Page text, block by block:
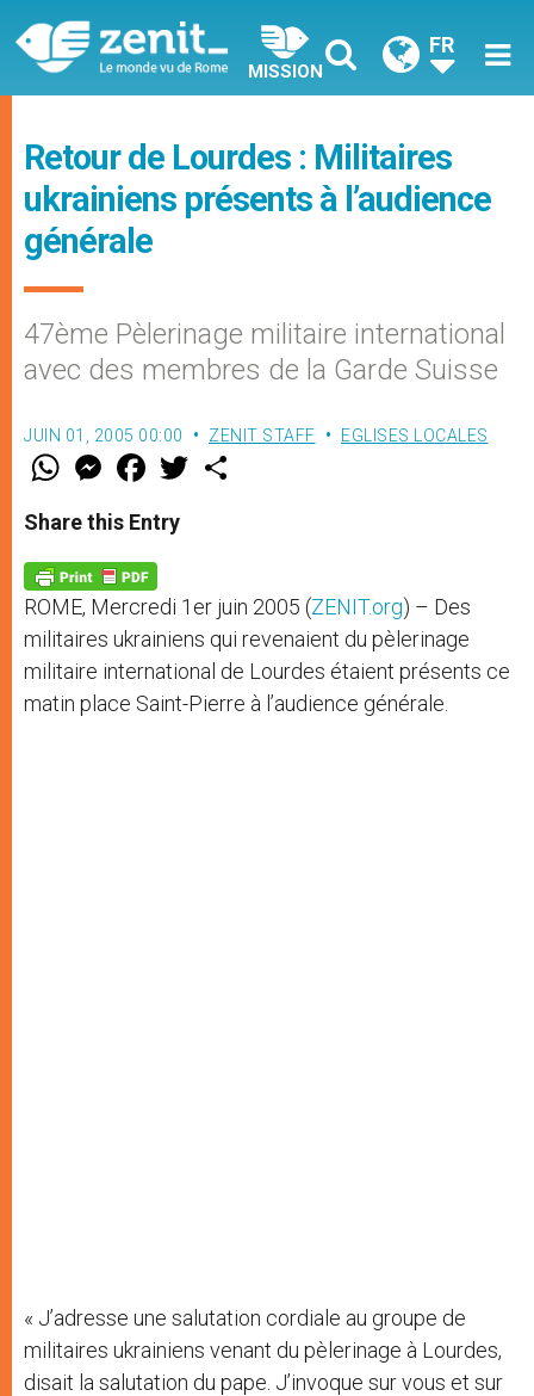
MISSION
FR
Retour de Lourdes : Militaires
ukrainiens présents à l’audience
générale
47ème Pèlerinage militaire international
avec des membres de la Garde Suisse
JUIN 01, 2005 00:00 ZENIT STAFF EGLISES LOCALES
W
t
s
p
p
M
e
s
e
g
e
r
F
a
e
b
o
k
w
Share this Entry
ROME, Mercredi 1er juin 2005 (ZENIT.org) – Des
militaires ukrainiens qui revenaient du pèlerinage
militaire international de Lourdes étaient présents ce
matin place Saint-Pierre à l’audience générale.
« J’adresse une salutation cordiale au groupe de
militaires ukrainiens venant du pèlerinage à Lourdes,
disait la salutation du pape. J’invoque sur vous et sur